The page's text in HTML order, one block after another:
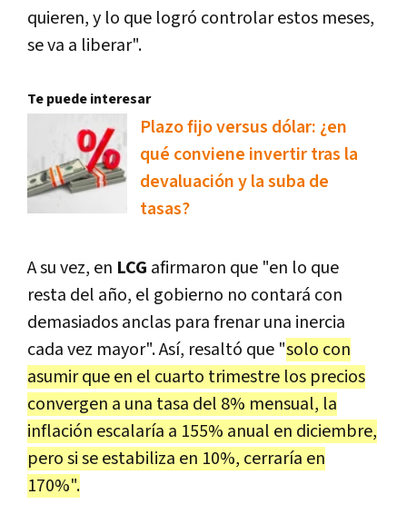
quieren, y lo que logró controlar estos meses,
se va a liberar".
Te puede interesar
Plazo fijo versus dólar: ¿en
qué conviene invertir tras la
devaluación y la suba de
tasas?
A su vez, en LCG afirmaron que "en lo que
resta del año, el gobierno no contará con
demasiados anclas para frenar una inercia
cada vez mayor". Así, resaltó que "solo con
asumir que en el cuarto trimestre los precios
convergen a una tasa del 8% mensual, la
inflación escalaría a 155% anual en diciembre,
pero si se estabiliza en 10%, cerraría en
170%".